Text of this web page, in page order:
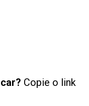
Copie o link